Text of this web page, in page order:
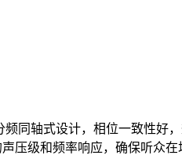
同轴式设计，相位一致性好
压级和频率响应，确保听众